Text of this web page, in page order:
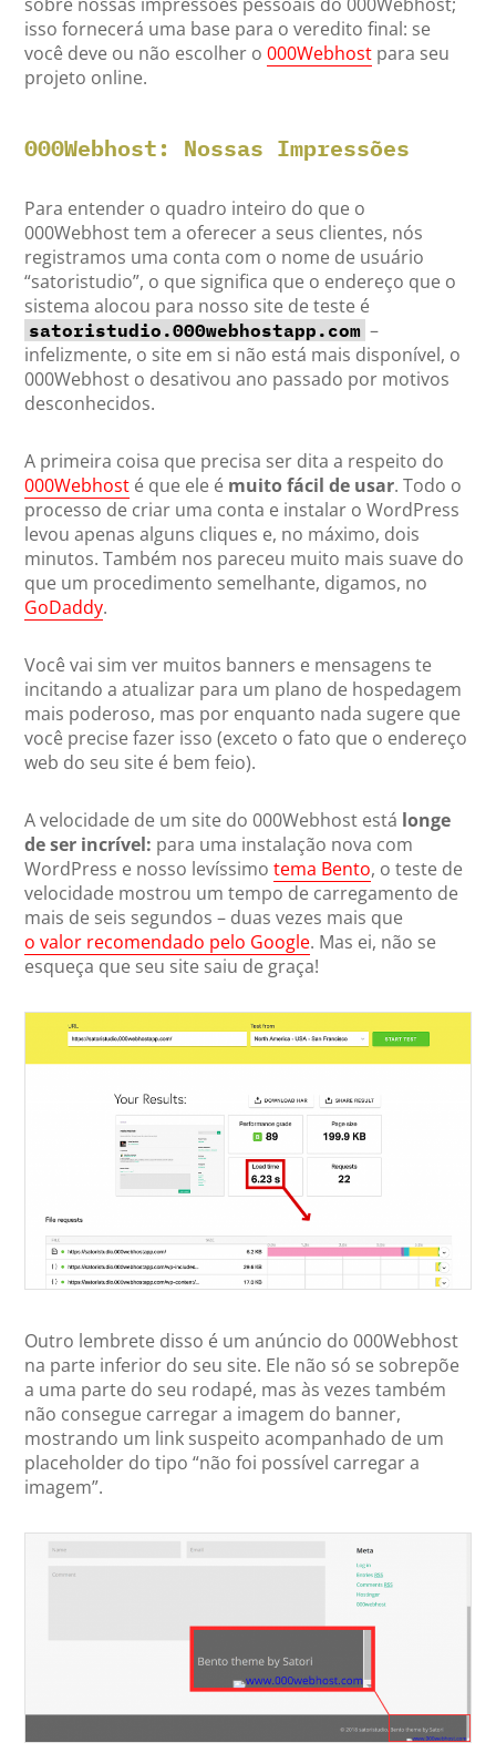
isso fornecerá uma base para o veredito final: se
você deve ou não escolher o000Webhost para seu
projeto online.
000Webhost: Nossas Impressões
Para entender o quadro inteiro do que o
000Webhost tem a oferecer a seus clientes, nós
registramos uma conta com o nome de usuário
“satoristudio”, o que significa que o endereço que o
sistema alocou para nosso site de teste é
satoristudio.000webhostapp.com –
infelizmente, o site em si não está mais disponível, o
000Webhost o desativou ano passado por motivos
desconhecidos.
A primeira coisa que precisa ser dita a respeito do
000Webhost é que ele é muito fácil de usar. Todo o
processo de criar uma conta e instalar o WordPress
levou apenas alguns cliques e, no máximo, dois
minutos. Também nos pareceu muito mais suave do
que um procedimento semelhante, digamos, no
GoDaddy.
Você vai sim ver muitos banners e mensagens te
incitando a atualizar para um plano de hospedagem
mais poderoso, mas por enquanto nada sugere que
você precise fazer isso (exceto o fato que o endereço
web do seu site é bem feio).
A velocidade de um site do 000Webhost está longe
de ser incrível: para uma instalação nova com
WordPress e nosso levíssimotema Bento, o teste de
velocidade mostrou um tempo de carregamento de
mais de seis segundos – duas vezes mais que
o valor recomendado pelo Google. Mas ei, não se
esqueça que seu site saiu de graça!
Outro lembrete disso é um anúncio do 000Webhost
na parte inferior do seu site. Ele não só se sobrepõe
a uma parte do seu rodapé, mas às vezes também
não consegue carregar a imagem do banner,
mostrando um link suspeito acompanhado de um
placeholder do tipo “não foi possível carregar a
imagem”.